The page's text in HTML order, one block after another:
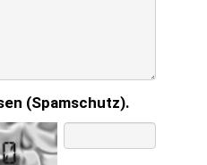
(Spamschutz).